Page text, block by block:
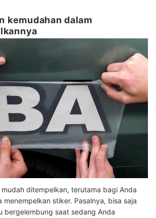
kemudahan dalam
ditempelkan, terutama bagi Anda
stiker. Pasalnya, bisa saja
bergelembung saat sedang Anda